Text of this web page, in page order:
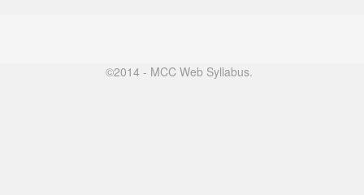
©2014 - MCC Web Syllabus.